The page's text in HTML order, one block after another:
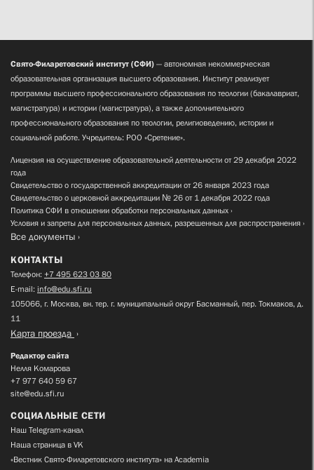
Свято-Филаретовский институт (СФИ) — автономная некоммерческая
образовательная организация высшего образования. Институт реализует
программы высшего профессионального образования по теологии (бакалавриат,
магистратура) и истории (магистратура), а также дополнительного
профессионального образования по теологии, религиоведению, истории и
социальной работе. Учредитель: РОО «Сретение».
Лицензия на осуществление образовательной деятельности от 29 декабря 2022
года
Свидетельство о государственной аккредитации от 26 января 2023 года
Свидетельство о церковной аккредитации № 26 от 1 декабря 2022 года
Политика СФИ в отношении обработки персональных данных
Условия и запреты для персональных данных, разрешенных для распространения
Все документы
КОНТАКТЫ
Телефон: +7 495 623 03 80
E-mail: info@edu.sfi.ru
105066, г. Москва, вн. тер. г. муниципальный округ Басманный, пер. Токмаков, д.
11
Карта проезда
Редактор сайта
Нелля Комарова
+7 977 640 59 67
site@edu.sfi.ru
СОЦИАЛЬНЫЕ СЕТИ
Наш Telegram-канал
Наша страница в VK
«Вестник Свято-Филаретовского института» на Academia